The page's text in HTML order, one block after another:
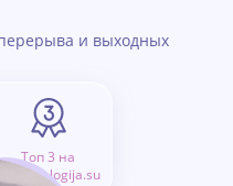
и выходных
Топ 3 на
stomatologija.su